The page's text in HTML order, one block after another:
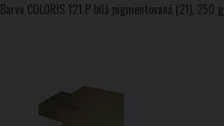
Barva COLORIS 121 P bílá pigmentovaná (21), 250 g